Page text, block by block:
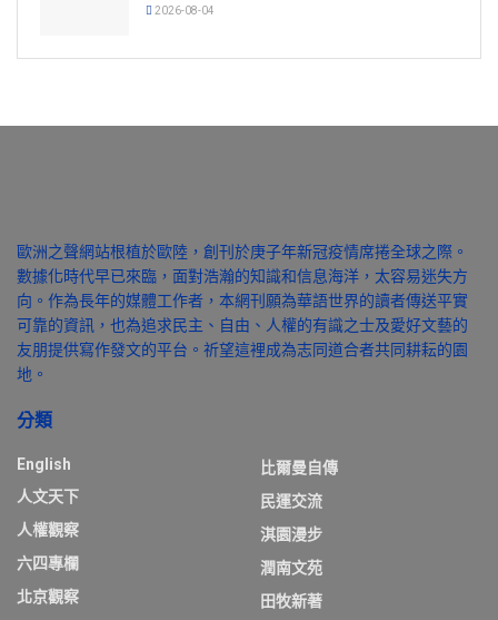
2026-08-04
歐洲之聲網站根植於歐陸，創刊於庚子年新冠疫情席捲全球之際。
數據化時代早已來臨，面對浩瀚的知識和信息海洋，太容易迷失方
向。作為長年的媒體工作者，本網刊願為華語世界的讀者傳送平實
可靠的資訊，也為追求民主、自由、人權的有識之士及愛好文藝的
友朋提供寫作發文的平台。祈望這裡成為志同道合者共同耕耘的園
地。
分類
English
人文天下
人權觀察
六四專欄
北京觀察
比爾曼自傳
民運交流
淇園漫步
潤南文苑
田牧新著